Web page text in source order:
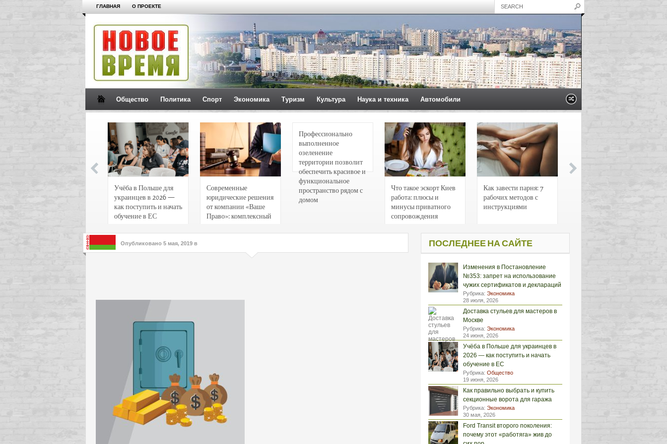
ГЛАВНАЯ О ПРОЕКТЕ
Общество Политика Спорт Экономика Туризм Культура Наука и техника Автомобили
Учёба в Польше для
украинцев в 2026 —
как поступить и начать
обучение в ЕС
Современные
юридические решения
от компании «Ваше
Право»: комплексный
интересов клиентов
Профессионально
выполненное
озеленение
территории позволит
обеспечить красивое и
функциональное
пространство рядом с
домом
Что такое эскорт Киев
работа: плюсы и
минусы приватного
сопровождения
Как завести парня: 7
рабочих методов с
инструкциями
Опубликовано 5 мая, 2019 в ПОСЛЕДНЕЕ НА САЙТЕ
Изменения в Постановление
№353: запрет на использование
чужих сертификатов и деклараций
Рубрика: Экономика
28 июля, 2026
Доставка стульев для мастеров в
Москве
Рубрика: Экономика
24 июня, 2026
Учёба в Польше для украинцев в
2026 — как поступить и начать
обучение в ЕС
Рубрика: Общество
19 июня, 2026
Как правильно выбрать и купить
секционные ворота для гаража
Рубрика: Экономика
30 мая, 2026
Ford Transit второго поколения:
почему этот «работяга» жив до